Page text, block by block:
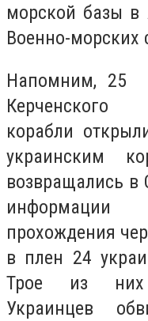
морской базы
Военно-морских
Напомним, 25
Керченского
корабли
украинским
возвращались в
прохождения
в плен 24
Трое из них
Украинцев